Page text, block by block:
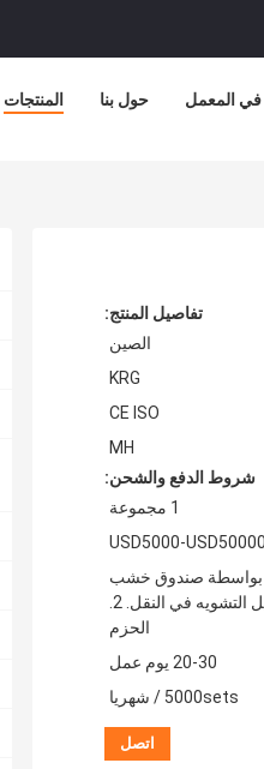
المنتجات حول بنا في المعمل
تفاصيل المنتج:
الصين
KRG
CE ISO
MH
شروط الدفع والشحن:
1 مجموعة
USD5000-USD50000
بواسطة صندوق خشب
رقائقي عالي الجودة ، لتقليل التشويه في النقل. 2.
الحزم
20-30 يوم عمل
5000sets / شهريا
اتصل